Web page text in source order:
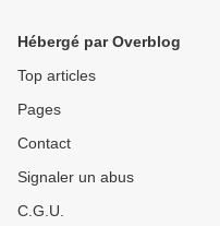
Hébergé par Overblog
Top articles
Pages
Contact
Signaler un abus
C.G.U.